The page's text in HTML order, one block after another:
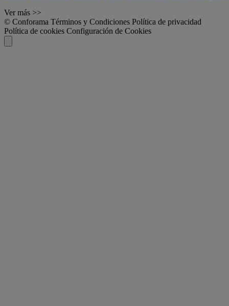
Ver más >>
© Conforama Términos y Condiciones Política de privacidad
Política de cookies Configuración de Cookies